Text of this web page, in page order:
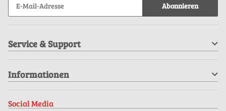
Abonnieren
Service & Support
Informationen
Social Media